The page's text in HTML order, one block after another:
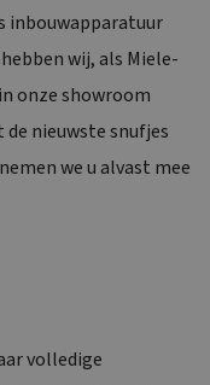
inbouwapparatuur
wij, als Miele-
onze showroom
nieuwste snufjes
we u alvast mee
volledige